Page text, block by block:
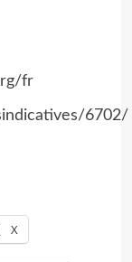
fr
6702/
X